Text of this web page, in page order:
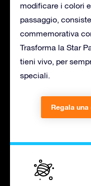
modificare i colori
passaggio,
commemorativa
Trasforma la Star
tieni vivo, per
speciali.
Regala